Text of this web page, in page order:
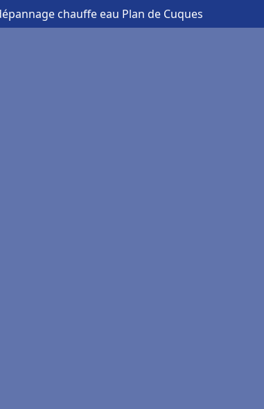
chauffe eau Plan de Cuques